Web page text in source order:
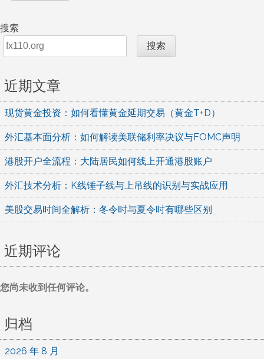
搜索
搜索
近期文章
现货黄金投资：如何看懂黄金延期交易（黄金T+D）
外汇基本面分析：如何解读美联储利率决议与FOMC声明
港股开户全流程：大陆居民如何线上开通港股账户
外汇技术分析：K线锤子线与上吊线的识别与实战应用
美股交易时间全解析：冬令时与夏令时有哪些区别
近期评论
您尚未收到任何评论。
归档
2026 年 8 月